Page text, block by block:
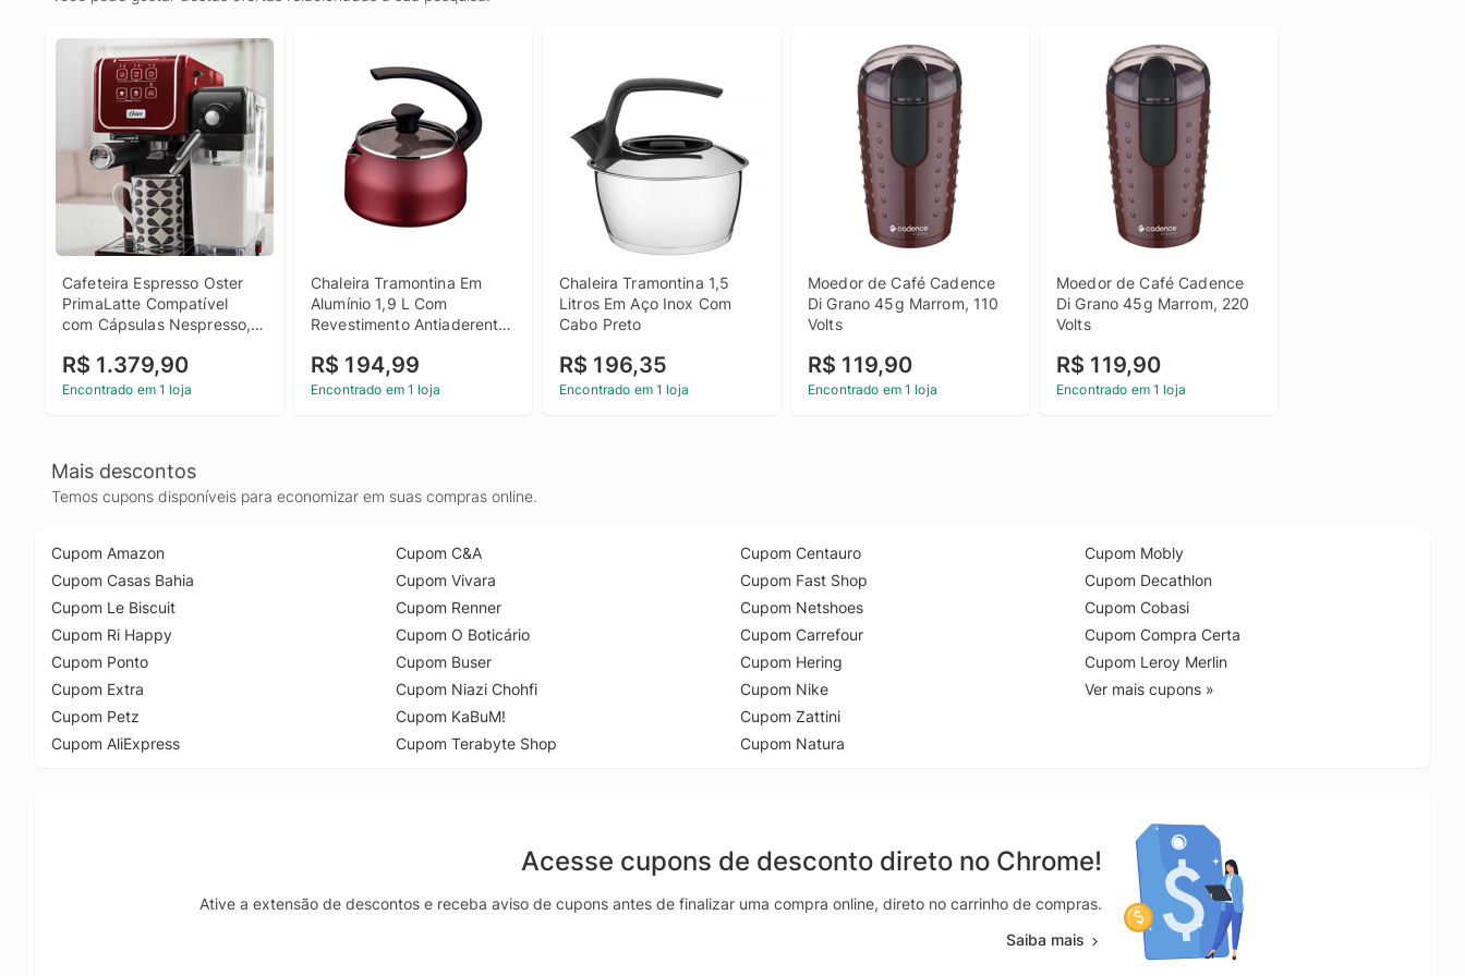
Cafeteira Espresso Oster
PrimaLatte Compatível
com Cápsulas Nespresso,
R$ 1.379,90
Encontrado em 1 loja
Chaleira Tramontina Em
Alumínio 1,9 L Com
Revestimento Antiaderente
R$ 194,99
Encontrado em 1 loja
Chaleira Tramontina 1,5
Litros Em Aço Inox Com
Cabo Preto
R$ 196,35
Encontrado em 1 loja
Moedor de Café Cadence
Di Grano 45g Marrom, 110
Volts
R$ 119,90
Encontrado em 1 loja
Moedor de Café Cadence
Di Grano 45g Marrom, 220
Volts
R$ 119,90
Encontrado em 1 loja
Mais descontos
Temos cupons disponíveis para economizar em suas compras online.
Cupom Amazon
Cupom Casas Bahia
Cupom Le Biscuit
Cupom Ri Happy
Cupom Ponto
Cupom Extra
Cupom Petz
Cupom AliExpress
Cupom C&A
Cupom Vivara
Cupom Renner
Cupom O Boticário
Cupom Buser
Cupom Niazi Chohfi
Cupom KaBuM!
Cupom Terabyte Shop
Cupom Centauro
Cupom Fast Shop
Cupom Netshoes
Cupom Carrefour
Cupom Hering
Cupom Nike
Cupom Zattini
Cupom Natura
Cupom Mobly
Cupom Decathlon
Cupom Cobasi
Cupom Compra Certa
Cupom Leroy Merlin
Ver mais cupons »
Acesse cupons de desconto direto no Chrome!
Ative a extensão de descontos e receba aviso de cupons antes de finalizar uma compra online, direto no carrinho de compras.
Saiba mais